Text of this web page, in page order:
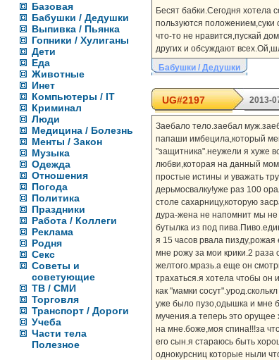
Базовая
Бабушки / Дедушки
Выпивка / Пьянка
Гопники / Хулиганы
Дети
Еда
Животные
Инет
Компьютеры / IT
Криминал
Люди
Медицина / Болезнь
Менты / Закон
Музыка
Одежда
Отношения
Погода
Политика
Праздники
Работа / Коллеги
Реклама
Родня
Секс
Советы и
советующие
ТВ / СМИ
Торговля
Транспорт / Дороги
Учеба
Части тела
Полезное
Бесят бабки.Сегодня хотела
пользуются положением,суки
что-то не нравится,пускай
других и обсуждают
Бабушки / Дедушки
UG#2197 2013-
Заебало тело.заебал
папаши имбецила,который
"защитника".неужели я хуже
любви,которая на данный
простые истины и уважать
дерьмосвалку!уже раз 100
столе сахарницу,которую
дура-жена не напомнит мы не
бутылка из под
я 15 часов рвала
мне рожу за мои крики.2
желтого.мразь.а еще он
трахаться.я хотела чтобы он
как "мамки
уже было пузо,одышка и мне
мучения.а теперь это орущее
на мне.боже,моя спина!!!за
его сын.я стараюсь быть
однокурсниц которые ныли